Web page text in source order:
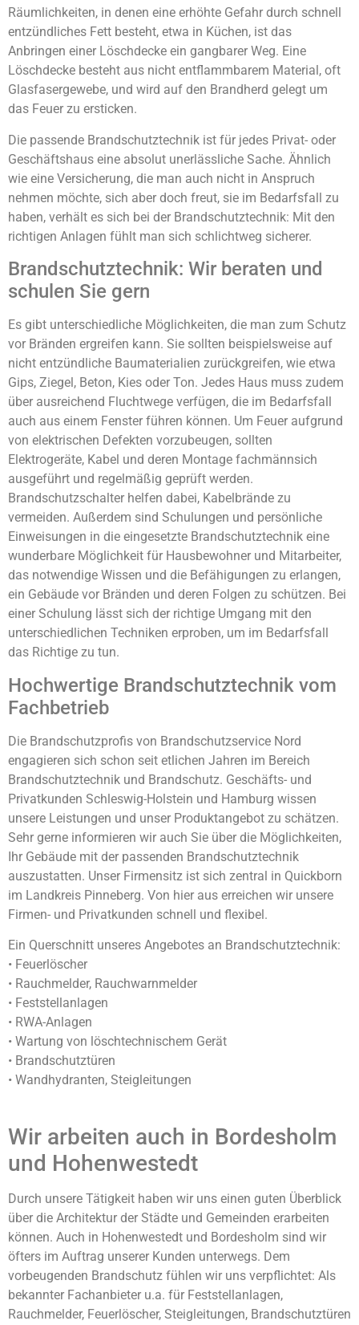
Räumlichkeiten, in denen eine erhöhte Gefahr durch schnell
entzündliches Fett besteht, etwa in Küchen, ist das
Anbringen einer Löschdecke ein gangbarer Weg. Eine
Löschdecke besteht aus nicht entflammbarem Material, oft
Glasfasergewebe, und wird auf den Brandherd gelegt um
das Feuer zu ersticken.
Die passende Brandschutztechnik ist für jedes Privat- oder
Geschäftshaus eine absolut unerlässliche Sache. Ähnlich
wie eine Versicherung, die man auch nicht in Anspruch
nehmen möchte, sich aber doch freut, sie im Bedarfsfall zu
haben, verhält es sich bei der Brandschutztechnik: Mit den
richtigen Anlagen fühlt man sich schlichtweg sicherer.
Brandschutztechnik: Wir beraten und
schulen Sie gern
Es gibt unterschiedliche Möglichkeiten, die man zum Schutz
vor Bränden ergreifen kann. Sie sollten beispielsweise auf
nicht entzündliche Baumaterialien zurückgreifen, wie etwa
Gips, Ziegel, Beton, Kies oder Ton. Jedes Haus muss zudem
über ausreichend Fluchtwege verfügen, die im Bedarfsfall
auch aus einem Fenster führen können. Um Feuer aufgrund
von elektrischen Defekten vorzubeugen, sollten
Elektrogeräte, Kabel und deren Montage fachmännsich
ausgeführt und regelmäßig geprüft werden.
Brandschutzschalter helfen dabei, Kabelbrände zu
vermeiden. Außerdem sind Schulungen und persönliche
Einweisungen in die eingesetzte Brandschutztechnik eine
wunderbare Möglichkeit für Hausbewohner und Mitarbeiter,
das notwendige Wissen und die Befähigungen zu erlangen,
ein Gebäude vor Bränden und deren Folgen zu schützen. Bei
einer Schulung lässt sich der richtige Umgang mit den
unterschiedlichen Techniken erproben, um im Bedarfsfall
das Richtige zu tun.
Hochwertige Brandschutztechnik vom
Fachbetrieb
Die Brandschutzprofis von Brandschutzservice Nord
engagieren sich schon seit etlichen Jahren im Bereich
Brandschutztechnik und Brandschutz. Geschäfts- und
Privatkunden Schleswig-Holstein und Hamburg wissen
unsere Leistungen und unser Produktangebot zu schätzen.
Sehr gerne informieren wir auch Sie über die Möglichkeiten,
Ihr Gebäude mit der passenden Brandschutztechnik
auszustatten. Unser Firmensitz ist sich zentral in Quickborn
im Landkreis Pinneberg. Von hier aus erreichen wir unsere
Firmen- und Privatkunden schnell und flexibel.
Ein Querschnitt unseres Angebotes an Brandschutztechnik:
• Feuerlöscher
• Rauchmelder, Rauchwarnmelder
• Feststellanlagen
• RWA-Anlagen
• Wartung von löschtechnischem Gerät
• Brandschutztüren
• Wandhydranten, Steigleitungen
Wir arbeiten auch in Bordesholm
und Hohenwestedt
Durch unsere Tätigkeit haben wir uns einen guten Überblick
über die Architektur der Städte und Gemeinden erarbeiten
können. Auch in Hohenwestedt und Bordesholm sind wir
öfters im Auftrag unserer Kunden unterwegs. Dem
vorbeugenden Brandschutz fühlen wir uns verpflichtet: Als
bekannter Fachanbieter u.a. für Feststellanlagen,
Rauchmelder, Feuerlöscher, Steigleitungen, Brandschutztüren